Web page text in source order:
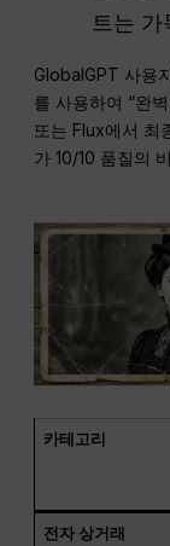
트는 가
GlobalGPT 사용
를 사용하여 “완
또는 Flux에서 최
가 10/10 품질의
카테고리
전자 상거래